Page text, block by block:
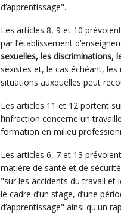
d’apprentissage".
Les articles 8, 9 et 10
par l’établissement
sexuelles, les discriminations,
sexistes et, le cas échéant,
situations auxquelles peut
Les articles 11 et 12 portent
l’infraction concerne un
formation en milieu
Les articles 6, 7 et 13
matière de santé et de
"sur les accidents du travail et
le cadre d’un stage, d’une
d’apprentissage" ainsi qu'un